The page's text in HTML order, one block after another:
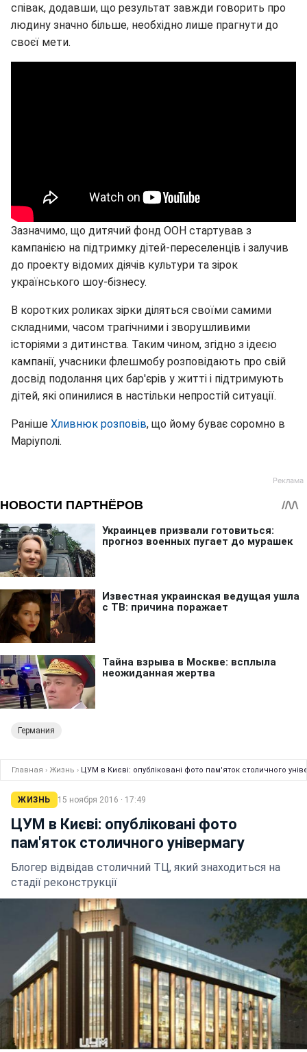
співак, додавши, що результат завжди говорить про
людину значно більше, необхідно лише прагнути до
своєї мети.
Зазначимо, що дитячий фонд ООН стартував з
кампанією на підтримку дітей-переселенців і залучив
до проекту відомих діячів культури та зірок
українського шоу-бізнесу.
В коротких роликах зірки діляться своїми самими
складними, часом трагічними і зворушливими
історіями з дитинства. Таким чином, згідно з ідеєю
кампанії, учасники флешмобу розповідають про свій
досвід подолання цих бар'єрів у житті і підтримують
дітей, які опинилися в настільки непростій ситуації.
Раніше Хливнюк розповів, що йому буває соромно в
Маріуполі.
Германия
Главная › Жизнь › ЦУМ в Києві: опубліковані фото пам'яток столичного
ЖИЗНЬ 15 ноября 2016 · 17:49
ЦУМ в Києві: опубліковані фото
пам'яток столичного універмагу
Блогер відвідав столичний ТЦ, який знаходиться на
стадії реконструкції